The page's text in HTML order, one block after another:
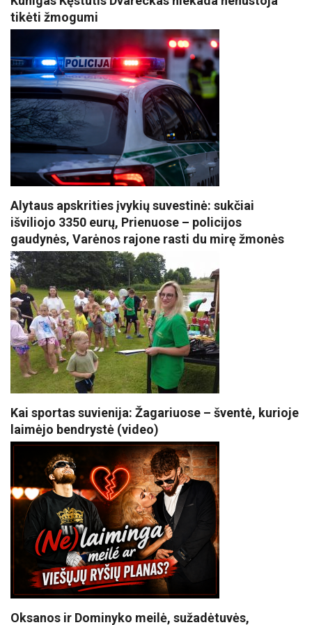
tikėti žmogumi
Alytaus apskrities įvykių suvestinė: sukčiai
išviliojo 3350 eurų, Prienuose – policijos
gaudynės, Varėnos rajone rasti du mirę žmonės
Kai sportas suvienija: Žagariuose – šventė, kurioje
laimėjo bendrystė (video)
Oksanos ir Dominyko meilė, sužadėtuvės,